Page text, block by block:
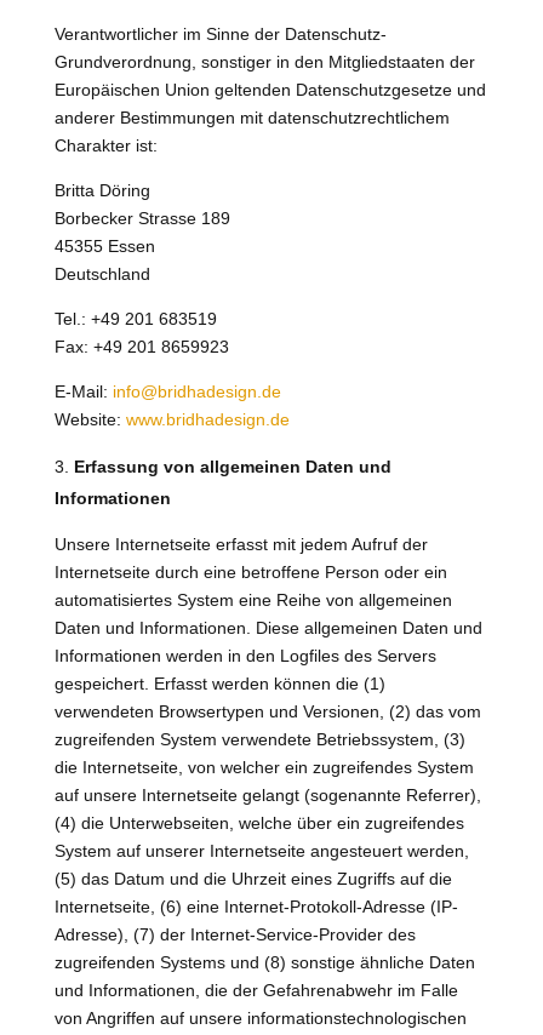
Verantwortlicher im Sinne der Datenschutz-
Grundverordnung, sonstiger in den Mitgliedstaaten der
Europäischen Union geltenden Datenschutzgesetze und
anderer Bestimmungen mit datenschutzrechtlichem
Charakter ist:
Britta Döring
Borbecker Strasse 189
45355 Essen
Deutschland
Tel.: +49 201 683519
Fax: +49 201 8659923
E-Mail: info@bridhadesign.de
Website: www.bridhadesign.de
Erfassung von allgemeinen Daten und
Informationen
Unsere Internetseite erfasst mit jedem Aufruf der
Internetseite durch eine betroffene Person oder ein
automatisiertes System eine Reihe von allgemeinen
Daten und Informationen. Diese allgemeinen Daten und
Informationen werden in den Logfiles des Servers
gespeichert. Erfasst werden können die (1)
verwendeten Browsertypen und Versionen, (2) das vom
zugreifenden System verwendete Betriebssystem, (3)
die Internetseite, von welcher ein zugreifendes System
auf unsere Internetseite gelangt (sogenannte Referrer),
(4) die Unterwebseiten, welche über ein zugreifendes
System auf unserer Internetseite angesteuert werden,
(5) das Datum und die Uhrzeit eines Zugriffs auf die
Internetseite, (6) eine Internet-Protokoll-Adresse (IP-
Adresse), (7) der Internet-Service-Provider des
zugreifenden Systems und (8) sonstige ähnliche Daten
und Informationen, die der Gefahrenabwehr im Falle
von Angriffen auf unsere informationstechnologischen